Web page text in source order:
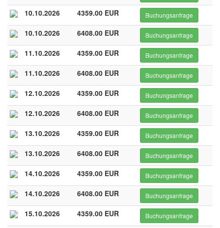
10.10.2026 4359.00 EUR Buchungsanfrage
10.10.2026 6408.00 EUR Buchungsanfrage
11.10.2026 4359.00 EUR Buchungsanfrage
11.10.2026 6408.00 EUR Buchungsanfrage
12.10.2026 4359.00 EUR Buchungsanfrage
12.10.2026 6408.00 EUR Buchungsanfrage
13.10.2026 4359.00 EUR Buchungsanfrage
13.10.2026 6408.00 EUR Buchungsanfrage
14.10.2026 4359.00 EUR Buchungsanfrage
14.10.2026 6408.00 EUR Buchungsanfrage
15.10.2026 4359.00 EUR Buchungsanfrage